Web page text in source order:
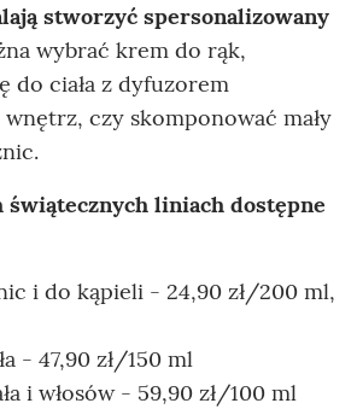
stworzyć spersonalizowany
wybrać krem do rąk,
do ciała z dyfuzorem
czy skomponować mały
liniach dostępne
i do kąpieli - 24,90 zł/200 ml,
- 47,90 zł/150 ml
i włosów - 59,90 zł/100 ml